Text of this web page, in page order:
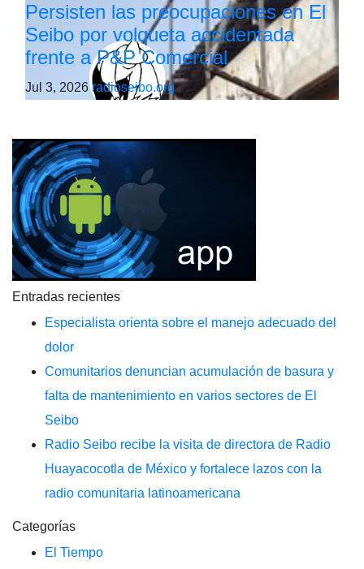
Persisten las preocupaciones en El
Seibo por volqueta accidentada
frente a P&P Comercial
Jul 3, 2026radioseibo.org
Entradas recientes
Especialista orienta sobre el manejo adecuado del
dolor
Comunitarios denuncian acumulación de basura y
falta de mantenimiento en varios sectores de El
Seibo
Radio Seibo recibe la visita de directora de Radio
Huayacocotla de México y fortalece lazos con la
radio comunitaria latinoamericana
Categorías
El Tiempo